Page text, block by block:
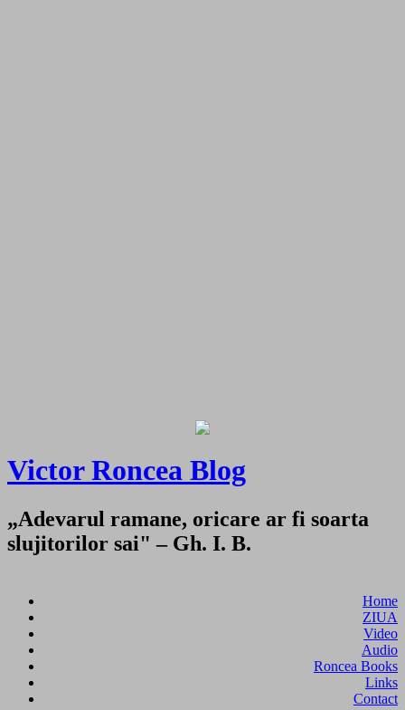
Victor Roncea Blog
„Adevarul ramane, oricare ar fi soarta
slujitorilor sai" – Gh. I. B.
Home
ZIUA
Video
Audio
Roncea Books
Links
Contact